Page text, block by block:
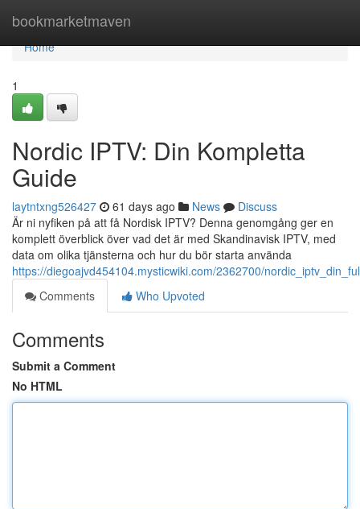
bookmarketmaven
Home
Home
1
Nordic IPTV: Din Kompletta
Guide
laytntxng526427 61 days ago News
Discuss
Är ni nyfiken på att få Nordisk IPTV? Denna genomgång ger en
komplett överblick över vad det är med Skandinavisk IPTV, med
data om olika tjänsterna och hur du bör starta använda
https://diegoajvd454104.mysticwiki.com/2362700/
Comments
Who Upvoted
Comments
Submit a Comment
No HTML